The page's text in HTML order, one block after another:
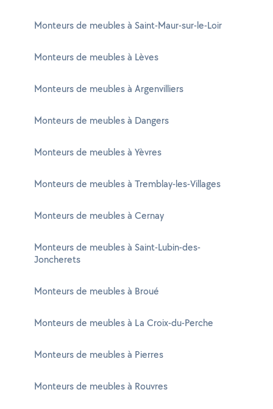
Monteurs de meubles à Saint-Maur-sur-le-Loir
Monteurs de meubles à Lèves
Monteurs de meubles à Argenvilliers
Monteurs de meubles à Dangers
Monteurs de meubles à Yèvres
Monteurs de meubles à Tremblay-les-Villages
Monteurs de meubles à Cernay
Monteurs de meubles à Saint-Lubin-des-
Joncherets
Monteurs de meubles à Broué
Monteurs de meubles à La Croix-du-Perche
Monteurs de meubles à Pierres
Monteurs de meubles à Rouvres